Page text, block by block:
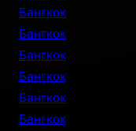
Бангкок
Бангкок
Бангкок
Бангкок
Бангкок
Бангкок